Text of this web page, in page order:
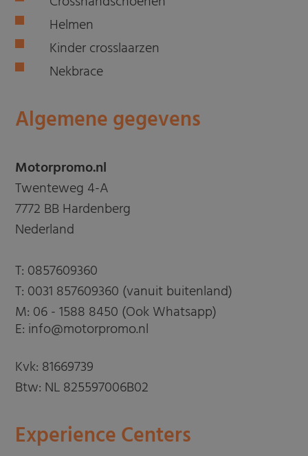
Helmen
Kinder crosslaarzen
Nekbrace
Algemene gegevens
Motorpromo.nl
Twenteweg 4-A
7772 BB Hardenberg
Nederland
T: 0857609360
T: 0031 857609360 (vanuit buitenland)
M: 06 - 1588 8450 (Ook Whatsapp)
E: info@motorpromo.nl
Kvk: 81669739
Btw: NL 825597006B02
Experience Centers